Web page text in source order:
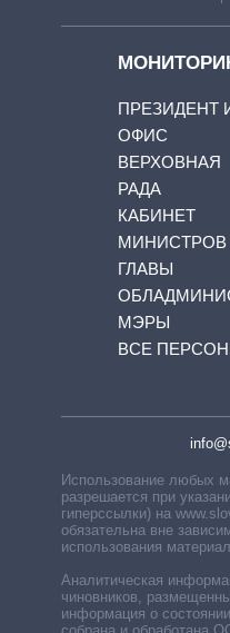
ПРЕЗИДЕНТ
ОФИС
ВЕРХОВНАЯ
РАДА
КАБИНЕТ
МИНИСТРОВ
ГЛАВЫ
МЭРЫ
ВСЕ
Использование любых
разрешается при
гиперссылки) на
обязательна вне
использования
Аналитическая
чиновников,
информация о